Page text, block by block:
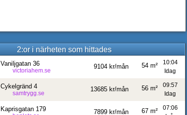
2:or i närheten som hittades
Vaniljgatan 36
victoriahem.se
9104 kr/mån
10:04
Idag
54 m²
Cykelgränd 4
samtrygg.se
13685 kr/mån
09:57
Idag
56 m²
Kaprisgatan 179 7899 kr/mån
07:06
67 m²